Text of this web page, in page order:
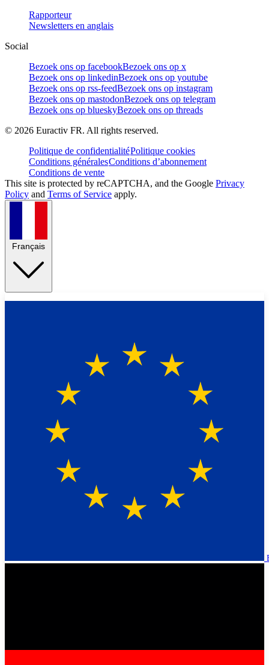
Rapporteur
Newsletters en anglais
Social
Bezoek ons op facebookBezoek ons op x
Bezoek ons op linkedinBezoek ons op youtube
Bezoek ons op rss-feedBezoek ons op instagram
Bezoek ons op mastodonBezoek ons op telegram
Bezoek ons op blueskyBezoek ons op threads
© 2026 Euractiv FR. All rights reserved.
Politique de confidentialitéPolitique cookies
Conditions généralesConditions d’abonnement
Conditions de vente
This site is protected by reCAPTCHA, and the Google Privacy
Policy and Terms of Service apply.
Français